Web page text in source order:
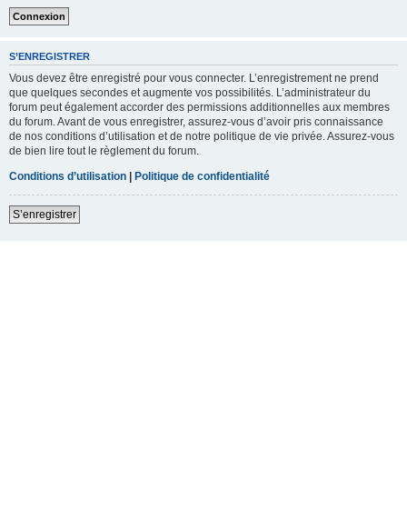
S’ENREGISTRER
Vous devez être enregistré pour vous connecter. L’enregistrement ne prend
que quelques secondes et augmente vos possibilités. L’administrateur du
forum peut également accorder des permissions additionnelles aux membres
du forum. Avant de vous enregistrer, assurez-vous d’avoir pris connaissance
de nos conditions d’utilisation et de notre politique de vie privée. Assurez-vous
de bien lire tout le règlement du forum.
Conditions d’utilisation | Politique de confidentialité
S’enregistrer